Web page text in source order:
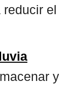
el
y